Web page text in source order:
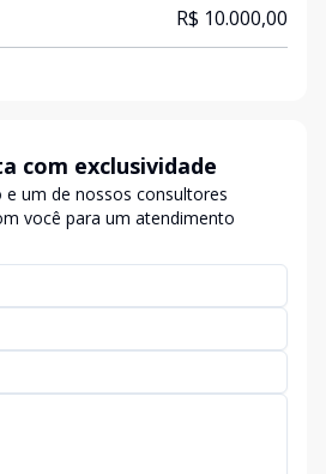
R$ 10.000,00
com exclusividade
um de nossos consultores
você para um atendimento